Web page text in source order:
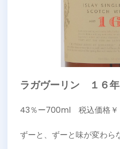
ラガヴーリン １６年
43％ー700ml 税込価格￥
ずーと、ずーと味が変わら